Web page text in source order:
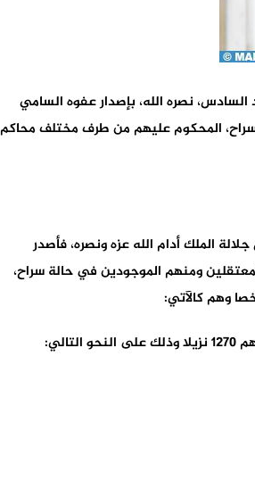
نصره الله، بإصدار عفوه السامي
المحكوم عليهم من طرف مختلف محاكم
السنة 1444 هجرية 2023 ميلادية تفضل جلالة الملك أدام الله عزه ونصره، فأصدر
ومنهم الموجودين في حالة سراح،